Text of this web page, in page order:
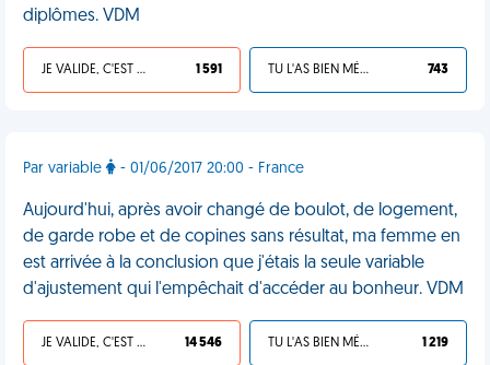
diplômes. VDM
JE VALIDE, C'EST UNE VDM 1 591 TU L'AS BIEN MÉRITÉ 743
Par variable - 01/06/2017 20:00 - France
Aujourd'hui, après avoir changé de boulot, de logement,
de garde robe et de copines sans résultat, ma femme en
est arrivée à la conclusion que j'étais la seule variable
d'ajustement qui l'empêchait d'accéder au bonheur. VDM
JE VALIDE, C'EST UNE VDM 14 546 TU L'AS BIEN MÉRITÉ 1 219